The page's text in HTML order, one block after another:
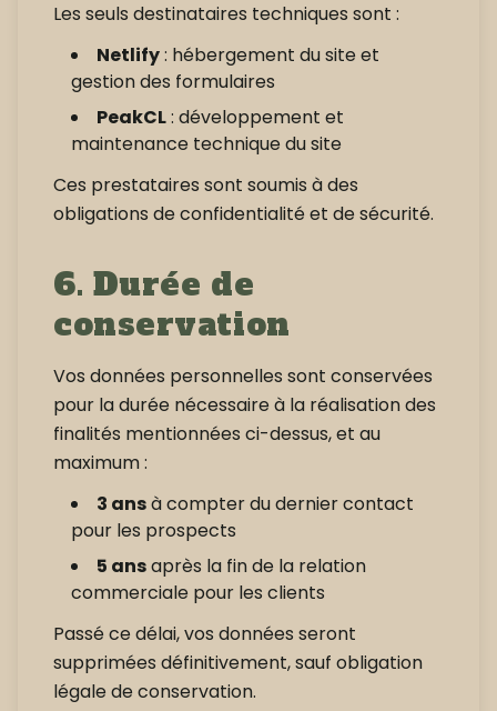
Les seuls destinataires techniques sont :
Netlify: hébergement du site et
gestion des formulaires
PeakCL: développement et
maintenance technique du site
Ces prestataires sont soumis à des
obligations de confidentialité et de sécurité.
6. Durée de
conservation
Vos données personnelles sont conservées
pour la durée nécessaire à la réalisation des
finalités mentionnées ci-dessus, et au
maximum :
3 ansà compter du dernier contact
pour les prospects
5 ansaprès la fin de la relation
commerciale pour les clients
Passé ce délai, vos données seront
supprimées définitivement, sauf obligation
légale de conservation.